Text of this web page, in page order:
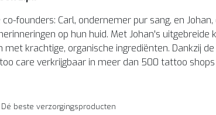
founders: Carl, ondernemer pur sang, en
op hun huid. Met Johan's
krachtige, organische ingrediënten. Dankzij
care verkrijgbaar in meer dan 500 tattoo shops
Dé beste verzorgingsproducten